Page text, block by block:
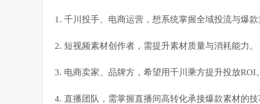
1. 千川投手、电商运营，想系统掌握全域投流与爆款
2. 短视频素材创作者，需提升素材质量与消耗能力。
3. 电商卖家、品牌方，希望用千川乘方提升投放ROI。
4. 直播团队，需掌握直播间高转化承接爆款素材的技